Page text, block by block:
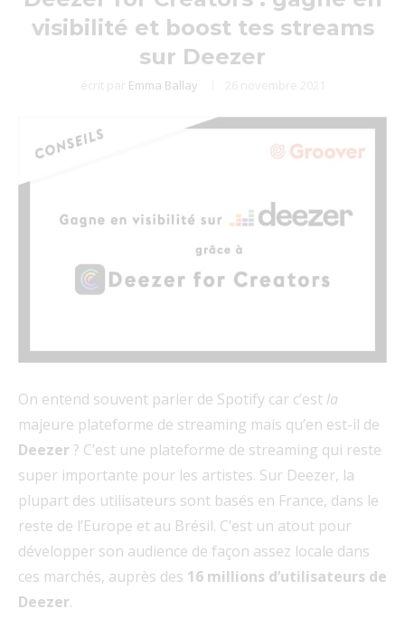
visibilité et boost tes streams
sur Deezer
écrit par Emma Ballay 26 novembre 2021
On entend souvent parler de Spotify car c’est la
majeure plateforme de streaming mais qu’en est-il de
Deezer ? C’est une plateforme de streaming qui reste
super importante pour les artistes. Sur Deezer, la
plupart des utilisateurs sont basés en France, dans le
reste de l’Europe et au Brésil. C’est un atout pour
développer son audience de façon assez locale dans
ces marchés, auprès des 16 millions d’utilisateurs de
Deezer.